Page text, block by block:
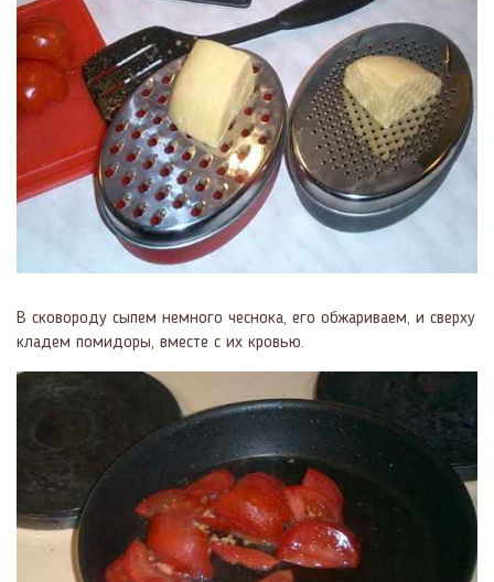
В сковороду сыпем немного чеснока, его обжариваем, и сверху
кладем помидоры, вместе с их кровью.